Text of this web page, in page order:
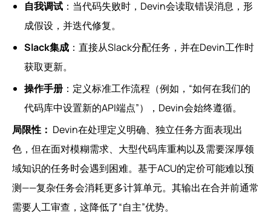
自我调试 ：当代码失败时，Devin会读取错误消息，形
成假设，并迭代修复。
Slack集成 ：直接从Slack分配任务，并在Devin工作时
获取更新。
操作手册 ：定义标准工作流程（例如，“如何在我们的
代码库中设置新的API端点”），Devin会始终遵循。
局限性： Devin在处理定义明确、独立任务方面表现出
色，但在面对模糊需求、大型代码库重构以及需要深厚领
域知识的任务时会遇到困难。基于ACU的定价可能难以预
测——复杂任务会消耗更多计算单元。其输出在合并前通常
需要人工审查，这降低了“自主”优势。